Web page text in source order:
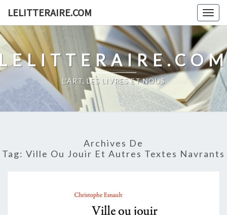
content
LELITTERAIRE.COM
L'ART, LES LIVRES ET NOUS
Archives De
Tag: Ville Ou Jouir Et Autres Textes Navrants